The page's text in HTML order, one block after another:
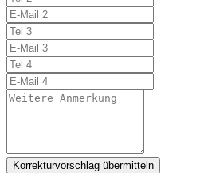
Korrekturvorschlag übermitteln